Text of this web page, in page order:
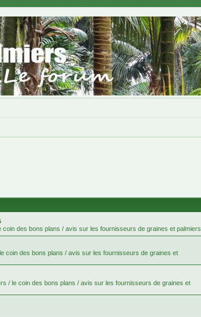
coin des bons plans / avis sur les fournisseurs de graines et palmiers
coin des bons plans / avis sur les fournisseurs de graines et
/ le coin des bons plans / avis sur les fournisseurs de graines et